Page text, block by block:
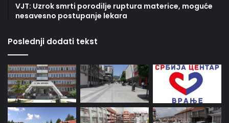
VJT: Uzrok smrti porodilje ruptura materice, moguće
nesavesno postupanje lekara
Poslednji dodati tekst